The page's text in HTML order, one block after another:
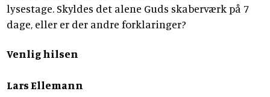
lysestage. Skyldes det alene Guds skaberværk på 7
dage, eller er der andre forklaringer?
Venlig hilsen
Lars Ellemann